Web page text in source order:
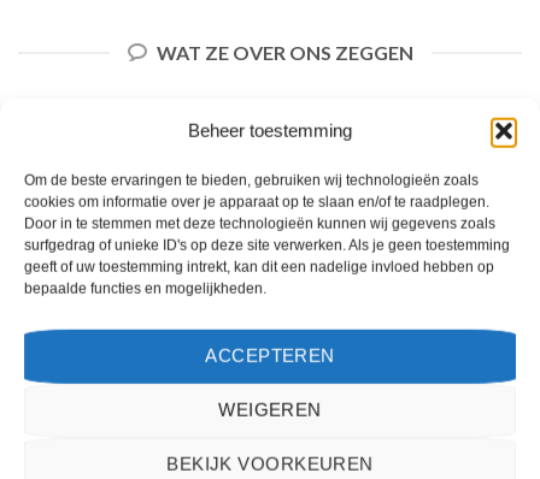
Beheer toestemming
Om de beste ervaringen te bieden, gebruiken wij technologieën zoals
cookies om informatie over je apparaat op te slaan en/of te raadplegen.
Door in te stemmen met deze technologieën kunnen wij gegevens zoals
surfgedrag of unieke ID's op deze site verwerken. Als je geen toestemming
geeft of uw toestemming intrekt, kan dit een nadelige invloed hebben op
bepaalde functies en mogelijkheden.
ACCEPTEREN
WEIGEREN
BEKIJK VOORKEUREN
WAT ZE OVER ONS ZEGGEN
gebruiksvriendelijk en biedt een breed scala aan filters om je te helpen de perfecte